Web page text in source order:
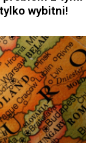
wybitni!